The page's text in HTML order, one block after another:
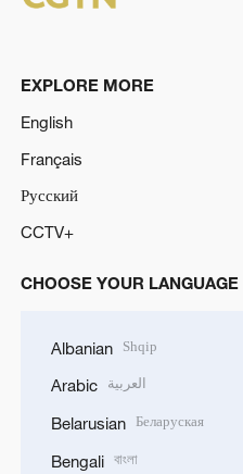
EXPLORE MORE
English
Français
Русский
CCTV+
CHOOSE YOUR LANGUAGE
Albanian Shqip
Arabic العربية
Belarusian Беларуская
Bengali বাংলা